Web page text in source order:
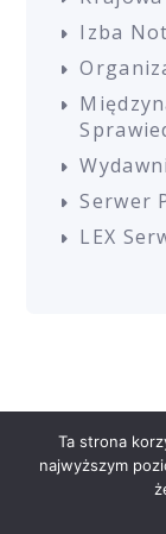
Izba
Serwer
LEX
Ta strona
najwyższym